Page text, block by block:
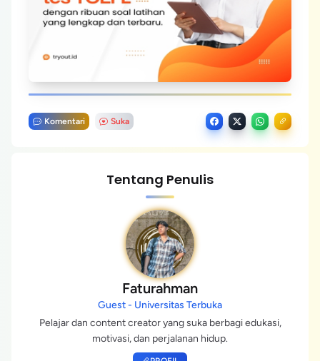
Komentari Suka
Tentang Penulis
Faturahman
Guest - Universitas Terbuka
Pelajar dan content creator yang suka berbagi edukasi,
motivasi, dan perjalanan hidup.